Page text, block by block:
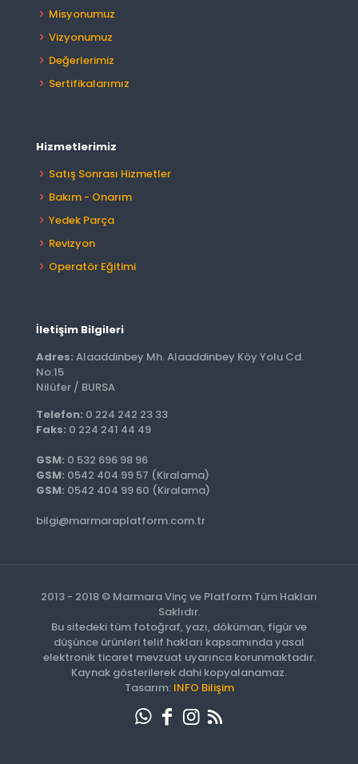
Misyonumuz
Vizyonumuz
Değerlerimiz
Sertifikalarımız
Hizmetlerimiz
Satış Sonrası Hizmetler
Bakım - Onarım
Yedek Parça
Revizyon
Operatör Eğitimi
İletişim Bilgileri
Adres: Alaaddinbey Mh. Alaaddinbey Köy Yolu Cd.
No:15
Nilüfer / BURSA
Telefon: 0 224 242 23 33
Faks: 0 224 241 44 49
GSM: 0 532 696 98 96
GSM: 0542 404 99 57 (Kiralama)
GSM: 0542 404 99 60 (Kiralama)
bilgi@marmaraplatform.com.tr
2013 - 2018 © Marmara Vinç ve Platform Tüm Hakları
Saklıdır.
Bu sitedeki tüm fotoğraf, yazı, döküman, figür ve
düşünce ürünleri telif hakları kapsamında yasal
elektronik ticaret mevzuat uyarınca korunmaktadır.
Kaynak gösterilerek dahi kopyalanamaz.
Tasarım: INFO Bilişim